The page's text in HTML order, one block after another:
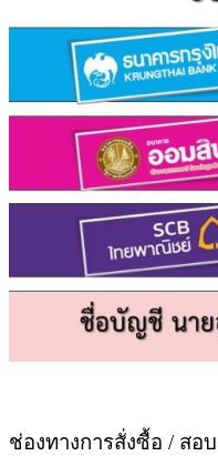
ช่องทางการสั่งซื้อ / สอ